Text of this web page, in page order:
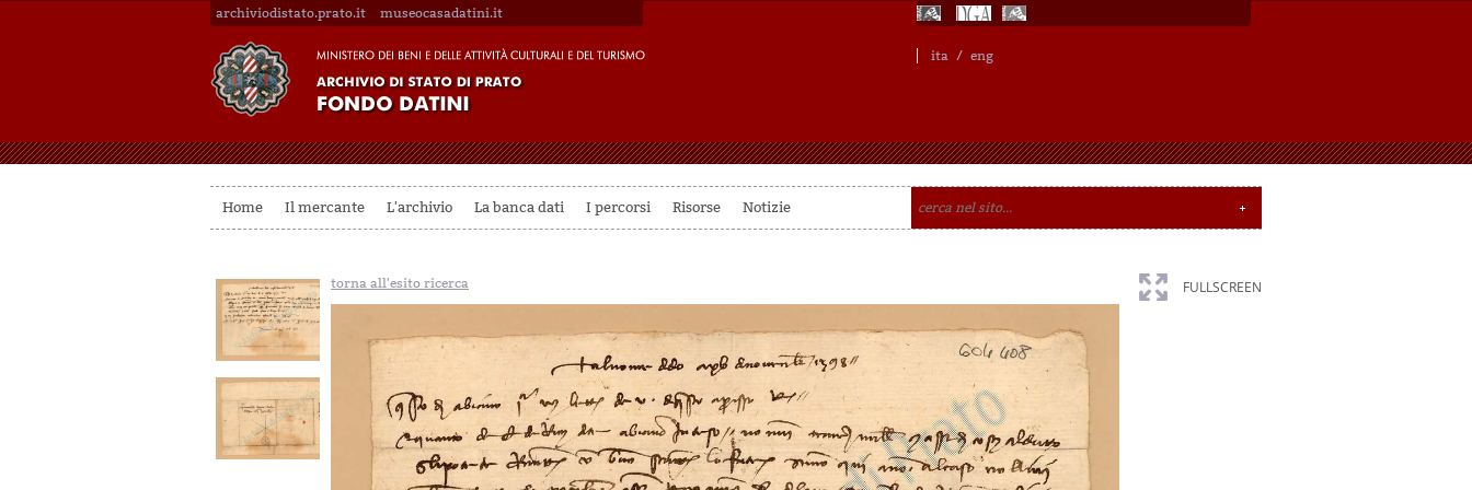
archiviodistato.prato.it museocasadatini.it
ita / eng
Home Il mercante L'archivio La banca dati I percorsi Risorse Notizie
torna all'esito ricerca FULLSCREEN